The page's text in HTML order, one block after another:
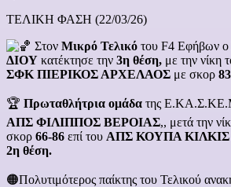
ΤΕΛΙΚΗ ΦΑΣΗ (22/03/26)
Στον Μικρό Τελικό του F4 Εφήβων ο
ΔΙΟΥ κατέκτησε την 3η θέση, με την νίκη
ΣΦΚ ΠΙΕΡΙΚΟΣ ΑΡΧΕΛΑΟΣ με σκορ
🏆 Πρωταθλήτρια ομάδα της
ΑΠΣ ΦΙΛΙΠΠΟΣ ΒΕΡΟΙΑΣ,, μετά την
σκορ 66-86 επί του ΑΠΣ ΚΟΥΠΑ ΚΙΛΚΙΣ
2η θέση.
🟠Πολυτιμότερος παίκτης του Τελικού